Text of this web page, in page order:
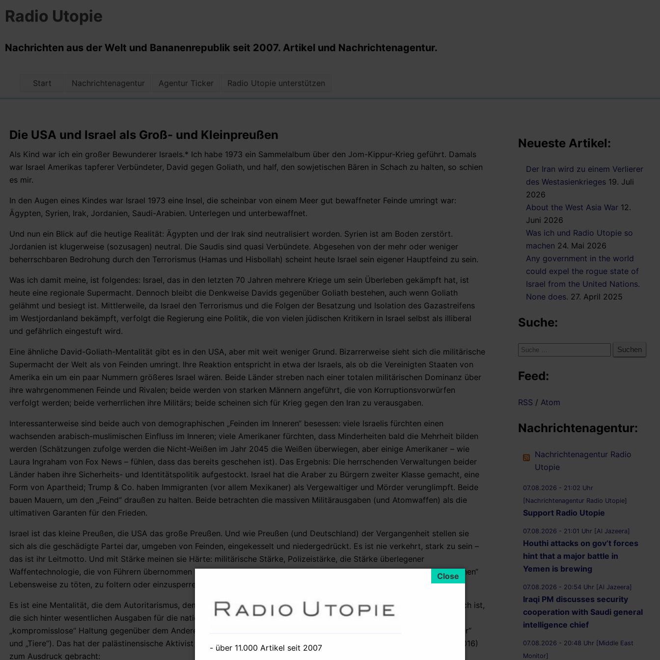
Radio Utopie
Nachrichten aus der Welt und Bananenrepublik seit 2007. Artikel und Nachrichtenagentur.
Start Nachrichtenagentur Agentur Ticker Radio Utopie unterstützen
Die USA und Israel als Groß- und Kleinpreußen
Als Kind war ich ein großer Bewunderer Israels.* Ich habe 1973 ein Sammelalbum über den Jom-Kippur-Krieg geführt. Damals
war Israel Amerikas tapferer Verbündeter, David gegen Goliath, und half, den sowjetischen Bären in Schach zu halten, so schien
es mir.
In den Augen eines Kindes war Israel 1973 eine Insel, die scheinbar von einem Meer gut bewaffneter Feinde umringt war:
Ägypten, Syrien, Irak, Jordanien, Saudi-Arabien. Unterlegen und unterbewaffnet.
Und nun ein Blick auf die heutige Realität: Ägypten und der Irak sind neutralisiert worden. Syrien ist am Boden zerstört.
Jordanien ist klugerweise (sozusagen) neutral. Die Saudis sind quasi Verbündete. Abgesehen von der mehr oder weniger
beherrschbaren Bedrohung durch den Terrorismus (Hamas und Hisbollah) scheint heute Israel sein eigener Hauptfeind zu sein.
Was ich damit meine, ist folgendes: Israel, das in den letzten 70 Jahren mehrere Kriege um sein Überleben gekämpft hat, ist
heute eine regionale Supermacht. Dennoch bleibt die Denkweise Davids gegenüber Goliath bestehen, auch wenn Goliath
gelähmt und besiegt ist. Mittlerweile, da Israel den Terrorismus und die Folgen der Besatzung und Isolation des Gazastreifens
im Westjordanland bekämpft, verfolgt die Regierung eine Politik, die von vielen jüdischen Kritikern in Israel selbst als illiberal
und gefährlich eingestuft wird.
Eine ähnliche David-Goliath-Mentalität gibt es in den USA, aber mit weit weniger Grund. Bizarrerweise sieht sich die militärische
Supermacht der Welt als von Feinden umringt. Ihre Reaktion entspricht in etwa der Israels, als ob die Vereinigten Staaten von
Amerika ein um ein paar Nummern größeres Israel wären. Beide Länder streben nach einer totalen militärischen Dominanz über
ihre wahrgenommenen Feinde und Rivalen; beide werden von starken Männern angeführt, die von Korruptionsvorwürfen
verfolgt werden; beide verherrlichen ihre Militärs; beide scheinen sich für Krieg gegen den Iran zu verausgaben.
Interessanterweise sind beide auch von demographischen „Feinden im Inneren“ besessen: viele Israelis fürchten einen
wachsenden arabisch-muslimischen Einfluss im Inneren; viele Amerikaner fürchten, dass Minderheiten bald die Mehrheit bilden
werden (Schätzungen zufolge werden die Nicht-Weißen im Jahr 2045 die Weißen überwiegen, aber einige Amerikaner – wie
Laura Ingraham von Fox News – fühlen, dass das bereits geschehen ist). Das Ergebnis: Die herrschenden Verwaltungen beider
Länder haben ihre Sicherheits- und Identitätspolitik aufgestockt. Israel hat die Araber zu Bürgern zweiter Klasse gemacht, eine
Form von Apartheid; Trump & Co. haben Immigranten (vor allem Mexikaner) als Vergewaltiger und Mörder verunglimpft. Beide
bauen Mauern, um den „Feind“ draußen zu halten. Beide betrachten die massiven Militärausgaben (und Atomwaffen) als die
ultimativen Garanten für den Frieden.
Israel ist das kleine Preußen, die USA das große Preußen. Und wie Preußen (und Deutschland) der Vergangenheit stellen sie
sich als die geschädigte Partei dar, umgeben von Feinden, eingekesselt und niedergedrückt. Es ist nie verkehrt, stark zu sein –
das ist ihr Leitmotto. Und mit Stärke meinen sie Härte: militärische Stärke, Polizeistärke, die Stärke überlegener
Waffentechnologie, die von Führern übernommen wird, die bereit sind, andere im Namen der Erhaltung einer „demokratischen“
Lebensweise zu töten, zu foltern oder einzusperren.
Es ist eine Mentalität, die dem Autoritarismus, dem Militarismus, dem Nationalismus und natürlich der Kleptokratie förderlich ist,
die sich hinter wesentlichen Ausgaben für die nationale Sicherheit versteckt. Ihr zugrunde liegt die Furcht, die eine
„kompromisslose“ Haltung gegenüber dem Anderen erzeugt (ob palästinensische „Terroristen“ oder eingewanderte „Mörder“
und „Tiere“). Das hat der palästinensische Aktivist Bassam Aramin in einem Interview in der Zeitschrift The Sun (Oktober 2016)
zum Ausdruck gebracht:
Neueste Artikel:
Der Iran wird zu einem Verlierer
des Westasienkrieges 19. Juli
2026
About the West Asia War 12.
Juni 2026
Was ich und Radio Utopie so
machen 24. Mai 2026
Any government in the world
could expel the rogue state of
Israel from the United Nations.
None does. 27. April 2025
Suche:
Suche
Feed:
RSS / Atom
Nachrichtenagentur:
Nachrichtenagentur Radio
Utopie
07.08.2026 - 21:02 Uhr
[Nachrichtenagentur Radio Utopie]
Support Radio Utopie
07.08.2026 - 21:01 Uhr [Al Jazeera]
Houthi attacks on gov’t forces
hint that a major battle in
Yemen is brewing
07.08.2026 - 20:54 Uhr [Al Jazeera]
Iraqi PM discusses security
cooperation with Saudi general
intelligence chief
07.08.2026 - 20:48 Uhr [Middle East
Monitor]
- über 11.000 Artikel seit 2007